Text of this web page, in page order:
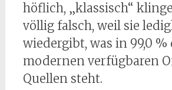
höflich, „klassisch“
völlig falsch, weil sie
wiedergibt, was in 99,0 %
modernen verfügbaren
Quellen steht.